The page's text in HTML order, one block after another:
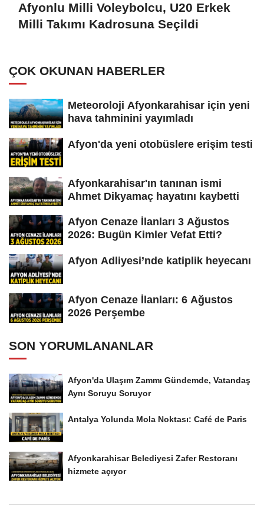
Afyonlu Milli Voleybolcu, U20 Erkek
Milli Takımı Kadrosuna Seçildi
ÇOK OKUNAN HABERLER
Meteoroloji Afyonkarahisar için yeni
hava tahminini yayımladı
Afyon'da yeni otobüslere erişim testi
Afyonkarahisar'ın tanınan ismi
Ahmet Dikyamaç hayatını kaybetti
Afyon Cenaze İlanları 3 Ağustos
2026: Bugün Kimler Vefat Etti?
Afyon Adliyesi’nde katiplik heyecanı
Afyon Cenaze İlanları: 6 Ağustos
2026 Perşembe
SON YORUMLANANLAR
Afyon'da Ulaşım Zammı Gündemde, Vatandaş
Aynı Soruyu Soruyor
Antalya Yolunda Mola Noktası: Café de Paris
Afyonkarahisar Belediyesi Zafer Restoranı
hizmete açıyor